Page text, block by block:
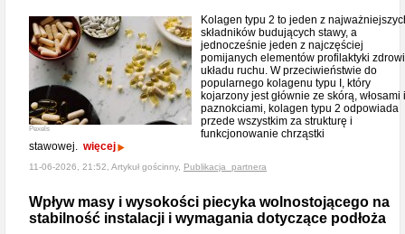
Pexels
Kolagen typu 2 to jeden z
składników budujących stawy, a
jednocześnie jeden z najczęściej
pomijanych elementów profilaktyki
układu ruchu. W przeciwieństwie do
popularnego kolagenu typu I, który
kojarzony jest głównie ze skórą, włosami i
paznokciami, kolagen typu 2 odpowiada
przede wszystkim za strukturę i
funkcjonowanie chrząstki
stawowej. więcej
11-06-2026, 21:52, Artykuł gościnny, Publikacja_partnera
Wpływ masy i wysokości piecyka wolnostojącego na
stabilność instalacji i wymagania dotyczące podłoża